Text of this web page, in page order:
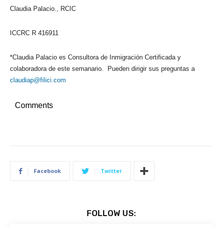
Claudia Palacio., RCIC
ICCRC R 416911
*Claudia Palacio es Consultora de Inmigración Certificada y
colaboradora de este semanario. Pueden dirigir sus preguntas a
claudiap@filici.com
Comments
Facebook Twitter
FOLLOW US: